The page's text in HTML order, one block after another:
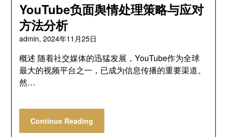
YouTube负面舆情处理策略与应对
方法分析
admin,2024年11月25日
概述 随着社交媒体的迅猛发展，YouTube作为全球
最大的视频平台之一，已成为信息传播的重要渠道。
然…
Continue Reading